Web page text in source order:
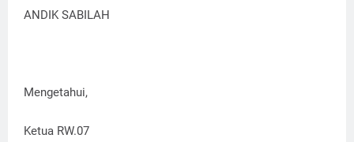
ANDIK SABILAH
Mengetahui,
Ketua RW.07